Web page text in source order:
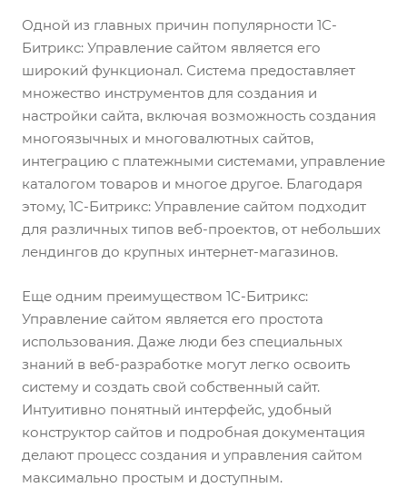
Одной из главных причин популярности 1С-
Битрикс: Управление сайтом является его
широкий функционал. Система предоставляет
множество инструментов для создания и
настройки сайта, включая возможность создания
многоязычных и многовалютных сайтов,
интеграцию с платежными системами, управление
каталогом товаров и многое другое. Благодаря
этому, 1С-Битрикс: Управление сайтом подходит
для различных типов веб-проектов, от небольших
лендингов до крупных интернет-магазинов.
Еще одним преимуществом 1С-Битрикс:
Управление сайтом является его простота
использования. Даже люди без специальных
знаний в веб-разработке могут легко освоить
систему и создать свой собственный сайт.
Интуитивно понятный интерфейс, удобный
конструктор сайтов и подробная документация
делают процесс создания и управления сайтом
максимально простым и доступным.